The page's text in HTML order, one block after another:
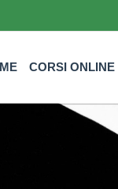
CORSI ONLINE